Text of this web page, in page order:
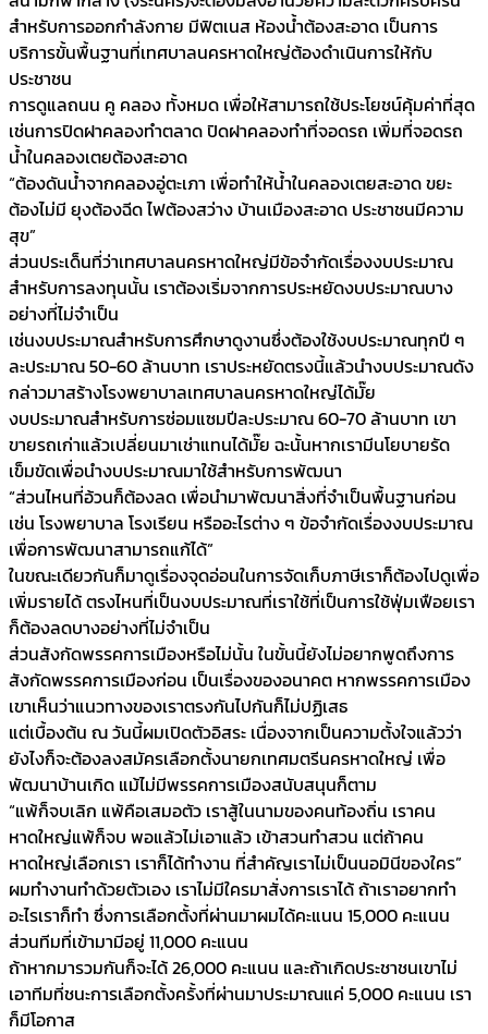
สำหรับการออกกำลังกาย มีฟิตเนส ห้องน้ำต้องสะอาด เป็นการ
บริการขั้นพื้นฐานที่เทศบาลนครหาดใหญ่ต้องดำเนินการให้กับ
ประชาชน
การดูแลถนน คู คลอง ทั้งหมด เพื่อให้สามารถใช้ประโยชน์คุ้มค่าที่สุด
เช่นการปิดฝาคลองทำตลาด ปิดฝาคลองทำที่จอดรถ เพิ่มที่จอดรถ
น้ำในคลองเตยต้องสะอาด
“ต้องดันน้ำจากคลองอู่ตะเภา เพื่อทำให้น้ำในคลองเตยสะอาด ขยะ
ต้องไม่มี ยุงต้องฉีด ไฟต้องสว่าง บ้านเมืองสะอาด ประชาชนมีความ
สุข”
ส่วนประเด็นที่ว่าเทศบาลนครหาดใหญ่มีข้อจำกัดเรื่องงบประมาณ
สำหรับการลงทุนนั้น เราต้องเริ่มจากการประหยัดงบประมาณบาง
อย่างที่ไม่จำเป็น
เช่นงบประมาณสำหรับการศึกษาดูงานซึ่งต้องใช้งบประมาณทุกปี ๆ
ละประมาณ 50-60 ล้านบาท เราประหยัดตรงนี้แล้วนำงบประมาณดัง
กล่าวมาสร้างโรงพยาบาลเทศบาลนครหาดใหญ่ได้มั๊ย
งบประมาณสำหรับการซ่อมแซมปีละประมาณ 60-70 ล้านบาท เขา
ขายรถเก่าแล้วเปลี่ยนมาเช่าแทนได้มั๊ย ฉะนั้นหากเรามีนโยบายรัด
เข็มขัดเพื่อนำงบประมาณมาใช้สำหรับการพัฒนา
“ส่วนไหนที่อ้วนก็ต้องลด เพื่อนำมาพัฒนาสิ่งที่จำเป็นพื้นฐานก่อน
เช่น โรงพยาบาล โรงเรียน หรืออะไรต่าง ๆ ข้อจำกัดเรื่องงบประมาณ
เพื่อการพัฒนาสามารถแก้ได้”
ในขณะเดียวกันก็มาดูเรื่องจุดอ่อนในการจัดเก็บภาษีเราก็ต้องไปดูเพื่อ
เพิ่มรายได้ ตรงไหนที่เป็นงบประมาณที่เราใช้ที่เป็นการใช้ฟุ่มเฟือยเรา
ก็ต้องลดบางอย่างที่ไม่จำเป็น
ส่วนสังกัดพรรคการเมืองหรือไม่นั้น ในขั้นนี้ยังไม่อยากพูดถึงการ
สังกัดพรรคการเมืองก่อน เป็นเรื่องของอนาคต หากพรรคการเมือง
เขาเห็นว่าแนวทางของเราตรงกันไปกันก็ไม่ปฏิเสธ
แต่เบื้องต้น ณ วันนี้ผมเปิดตัวอิสระ เนื่องจากเป็นความตั้งใจแล้วว่า
ยังไงก็จะต้องลงสมัครเลือกตั้งนายกเทศมตรีนครหาดใหญ่ เพื่อ
พัฒนาบ้านเกิด แม้ไม่มีพรรคการเมืองสนับสนุนก็ตาม
“แพ้ก็จบเลิก แพ้คือเสมอตัว เราสู้ในนามของคนท้องถิ่น เราคน
หาดใหญ่แพ้ก็จบ พอแล้วไม่เอาแล้ว เข้าสวนทำสวน แต่ถ้าคน
หาดใหญ่เลือกเรา เราก็ได้ทำงาน ที่สำคัญเราไม่เป็นนอมินีของใคร”
ผมทำงานทำด้วยตัวเอง เราไม่มีใครมาสั่งการเราได้ ถ้าเราอยากทำ
อะไรเราก็ทำ ซึ่งการเลือกตั้งที่ผ่านมาผมได้คะแนน 15,000 คะแนน
ส่วนทีมที่เข้ามามีอยู่ 11,000 คะแนน
ถ้าหากมารวมกันก็จะได้ 26,000 คะแนน และถ้าเกิดประชาชนเขาไม่
เอาทีมที่ชนะการเลือกตั้งครั้งที่ผ่านมาประมาณแค่ 5,000 คะแนน เรา
ก็มีโอกาส